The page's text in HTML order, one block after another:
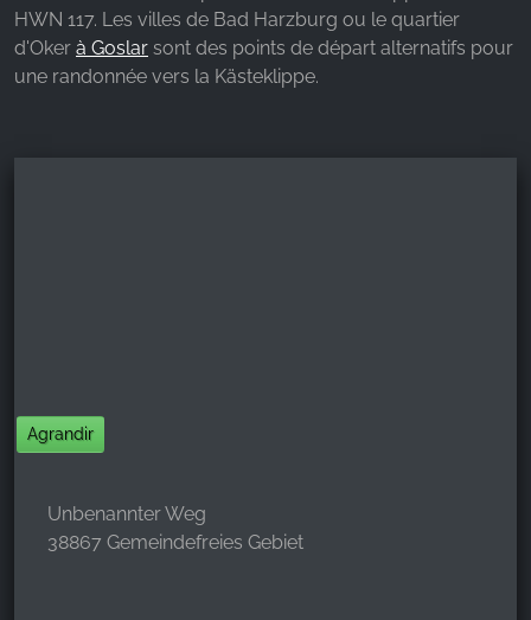
HWN 117. Les villes de Bad Harzburg ou le quartier
d'Oker à Goslar sont des points de départ alternatifs pour
une randonnée vers la Kästeklippe.
Agrandir
Unbenannter Weg
38867 Gemeindefreies Gebiet